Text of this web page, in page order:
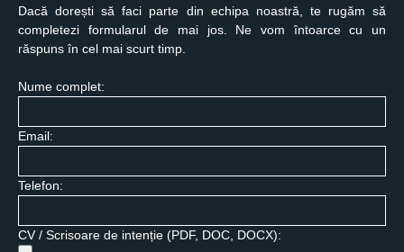
Dacă dorești să faci parte din echipa noastră, te rugăm să
completezi formularul de mai jos. Ne vom întoarce cu un
răspuns în cel mai scurt timp.
Nume complet:
Email:
Telefon:
CV / Scrisoare de intenție (PDF, DOC, DOCX):